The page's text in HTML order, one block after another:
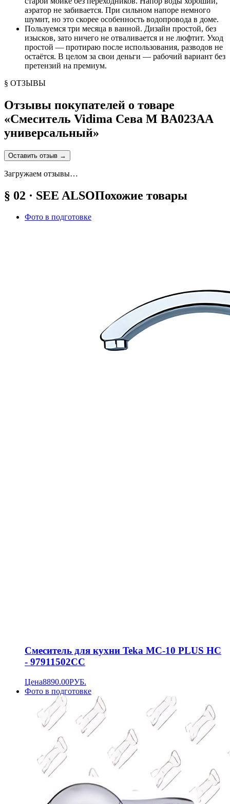
аэратор не забивается. При сильном напоре немного
шумит, но это скорее особенность водопровода в доме.
Пользуемся три месяца в ванной. Дизайн простой, без
изысков, зато ничего не отваливается и не люфтит. Уход
простой — протираю после использования, разводов не
остаётся. В целом за свои деньги — рабочий вариант без
претензий на премиум.
§ ОТЗЫВЫ
Отзывы покупателей о товаре
«Смеситель Vidima Сева М BA023AA
универсальный»
Оставить отзыв →
Загружаем отзывы…
§ 02 · SEE ALSOПохожие товары
Фото в подготовке
Смеситель для кухни Teka MC-10 PLUS HC
- 97911502CC
Цена8890.00РУБ.
Фото в подготовке